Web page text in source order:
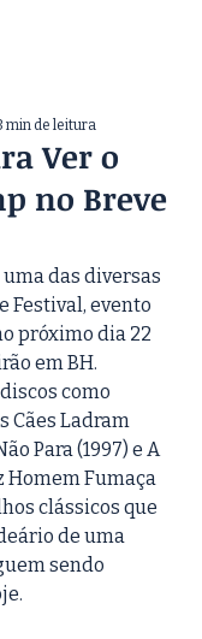
Ver o
no Breve
min de leitura
das diversas
Festival, evento
próximo dia 22
em BH.
como
Cães Ladram
Para (1997) e A
Homem Fumaça
clássicos que
de uma
sendo